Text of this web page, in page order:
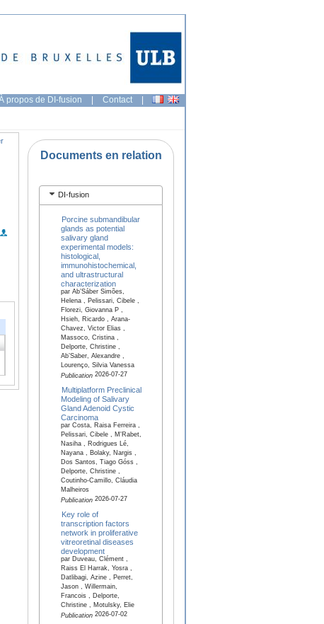
propos de DI-fusion | Contact |
Documents en relation
DI-fusion
Porcine submandibular
glands as potential
salivary gland
experimental models:
histological,
immunohistochemical,
and ultrastructural
characterization
par Ab’Sáber Simões,
Helena , Pelissari, Cibele ,
Florezi, Giovanna P ,
Hsieh, Ricardo , Arana-
Chavez, Victor Elias ,
Massoco, Cristina ,
Delporte, Christine ,
Ab’Saber, Alexandre ,
Lourenço, Silvia Vanessa
Publication2026-07-27
Multiplatform Preclinical
Modeling of Salivary
Gland Adenoid Cystic
Carcinoma
par Costa, Raisa Ferreira ,
Pelissari, Cibele , M'Rabet,
Nasiha , Rodrigues Lé,
Nayana , Bolaky, Nargis ,
Dos Santos, Tiago Góss ,
Delporte, Christine ,
Coutinho-Camillo, Cláudia
Malheiros
Publication2026-07-27
Key role of
transcription factors
network in proliferative
vitreoretinal diseases
development
par Duveau, Clément ,
Raiss El Harrak, Yosra ,
Datlibagi, Azine , Perret,
Jason , Willermain,
Francois , Delporte,
Christine , Motulsky, Elie
Publication2026-07-02